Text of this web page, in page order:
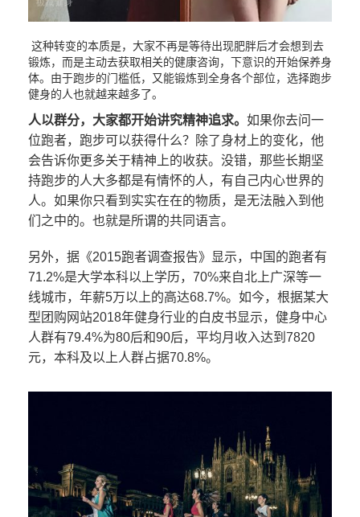
这种转变的本质是，大家不再是等待出现肥胖后才会想到去
锻炼，而是主动去获取相关的健康咨询，下意识的开始保养身
体。由于跑步的门槛低，又能锻炼到全身各个部位，选择跑步
健身的人也就越来越多了。
人以群分，大家都开始讲究精神追求。 如果你去问一
位跑者，跑步可以获得什么？除了身材上的变化，他
会告诉你更多关于精神上的收获。没错，那些长期坚
持跑步的人大多都是有情怀的人，有自己内心世界的
人。如果你只看到实实在在的物质，是无法融入到他
们之中的。也就是所谓的共同语言。
另外，据《2015跑者调查报告》显示，中国的跑者有
71.2%是大学本科以上学历，70%来自北上广深等一
线城市，年薪5万以上的高达68.7%。如今，根据某大
型团购网站2018年健身行业的白皮书显示，健身中心
人群有79.4%为80后和90后，平均月收入达到7820
元，本科及以上人群占据70.8%。